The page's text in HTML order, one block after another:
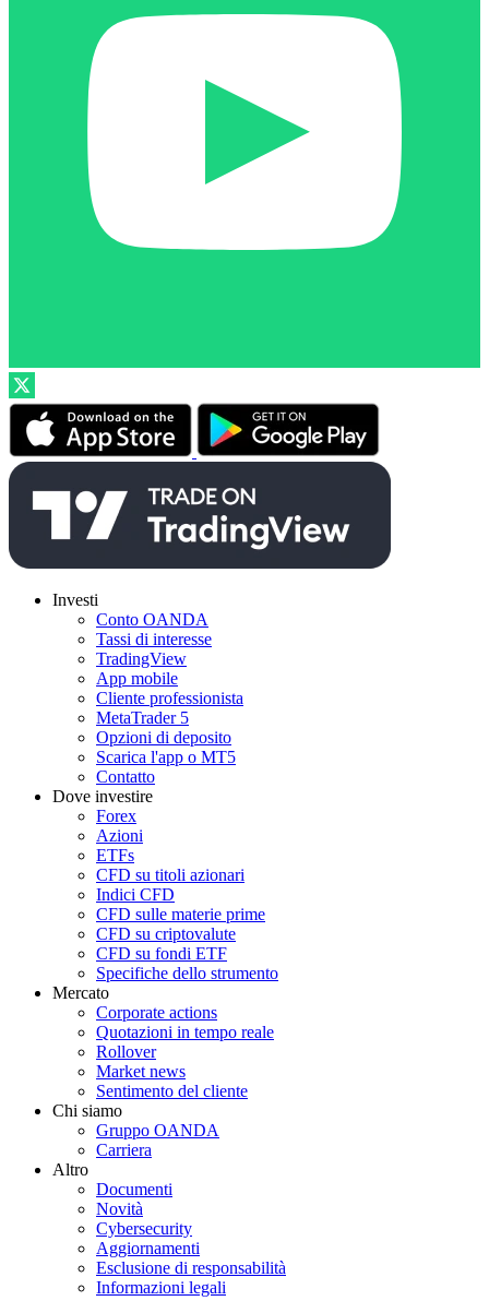
Investi
Conto OANDA
Tassi di interesse
TradingView
App mobile
Cliente professionista
MetaTrader 5
Opzioni di deposito
Scarica l'app o MT5
Contatto
Dove investire
Forex
Azioni
ETFs
CFD su titoli azionari
Indici CFD
CFD sulle materie prime
CFD su criptovalute
CFD su fondi ETF
Specifiche dello strumento
Mercato
Corporate actions
Quotazioni in tempo reale
Rollover
Market news
Sentimento del cliente
Chi siamo
Gruppo OANDA
Carriera
Altro
Documenti
Novità
Cybersecurity
Aggiornamenti
Esclusione di responsabilità
Informazioni legali